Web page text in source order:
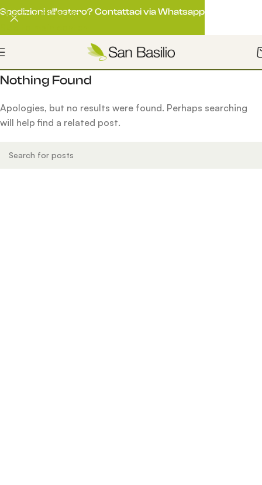
Skip to navigation
Nothing Found
Apologies, but no results were found. Perhaps searching
will help find a related post.
Spedizioni all'estero? Contattaci via Whatsapp